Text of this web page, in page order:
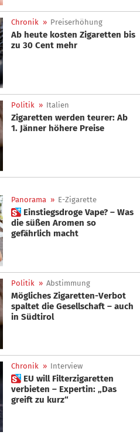
Chronik » Preiserhöhung
Ab heute kosten Zigaretten bis
zu 30 Cent mehr
Politik » Italien
Zigaretten werden teurer: Ab
1. Jänner höhere Preise
Panorama » E-Zigarette
 Einstiegsdroge Vape? – Was
die süßen Aromen so
gefährlich macht
Politik » Abstimmung
Mögliches Zigaretten-Verbot
spaltet die Gesellschaft – auch
in Südtirol
Chronik » Interview
 EU will Filterzigaretten
verbieten – Expertin: „Das
greift zu kurz“